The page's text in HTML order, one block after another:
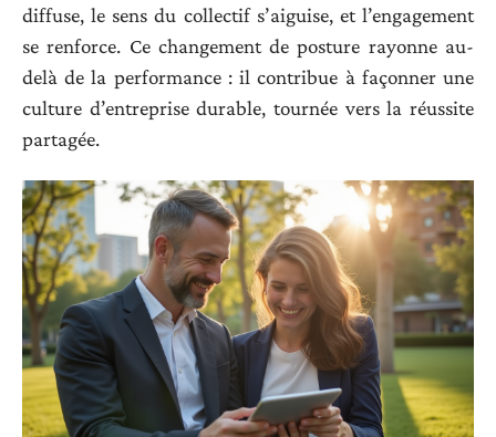
diffuse, le sens du collectif s’aiguise, et l’engagement
se renforce. Ce changement de posture rayonne au-
delà de la performance : il contribue à façonner une
culture d’entreprise durable, tournée vers la réussite
partagée.